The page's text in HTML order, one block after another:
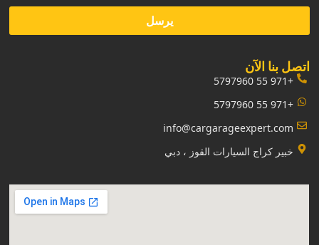
يرسل
‏اتصل بنا الآن‏
+971 55 5797960
+971 55 5797960
info@cargarageexpert.com
‏خبير كراج السيارات القوز ، دبي‏